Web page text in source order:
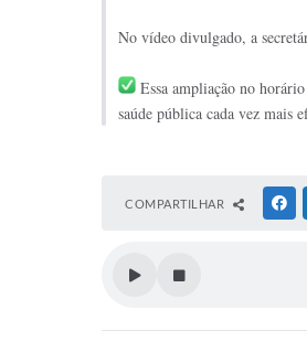
No vídeo divulgado, a
Essa ampliação no
saúde pública cada vez mais
COMPARTILHAR